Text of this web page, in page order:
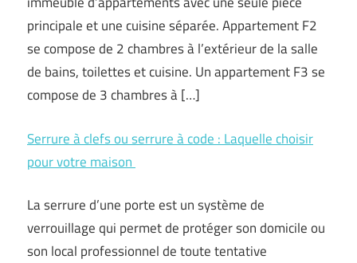
principale et une cuisine séparée. Appartement F2
se compose de 2 chambres à l’extérieur de la salle
de bains, toilettes et cuisine. Un appartement F3 se
compose de 3 chambres à […]
Serrure à clefs ou serrure à code : Laquelle choisir
pour votre maison
La serrure d’une porte est un système de
verrouillage qui permet de protéger son domicile ou
son local professionnel de toute tentative